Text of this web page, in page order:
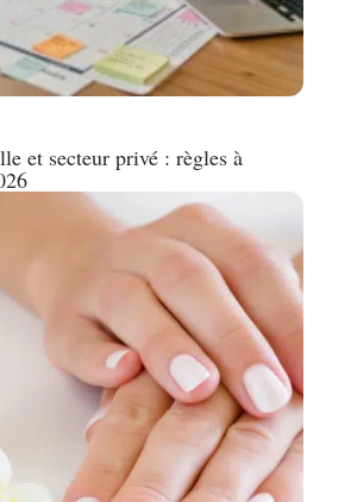
et secteur privé : règles à